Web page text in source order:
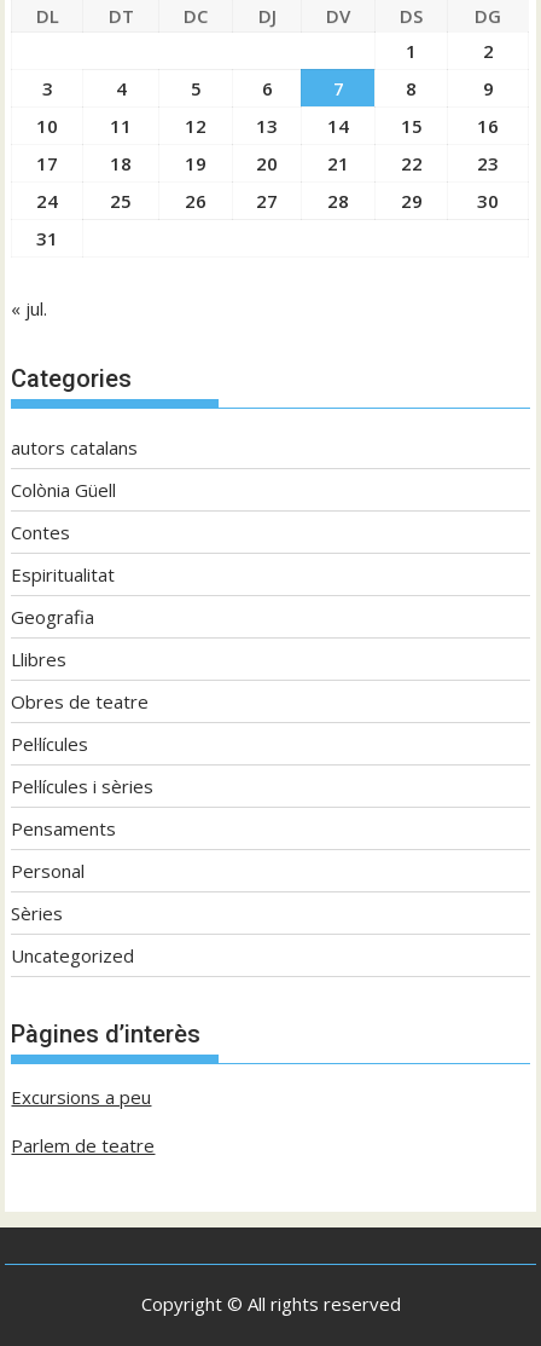
DL DT DC DJ DV DS
DG
1
2
3
4 5 6 7 8
9
10
11 12 13 14 15
16
17
18 19 20 21 22
23
24
25 26 27 28 29
30
31
« jul.
Categories
autors catalans
Colònia Güell
Contes
Espiritualitat
Geografia
Llibres
Obres de teatre
Pel·lícules
Pel·lícules i sèries
Pensaments
Personal
Sèries
Uncategorized
Pàgines d’interès
Excursions a peu
Parlem de teatre
Copyright © All rights reserved